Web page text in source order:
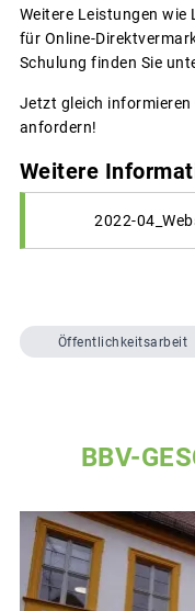
Weitere Leistungen wie
für Online-
Schulung finden Sie
Jetzt gleich informieren
anfordern!
Weitere
2022-
Öffentlichkeitsarbeit
BBV-